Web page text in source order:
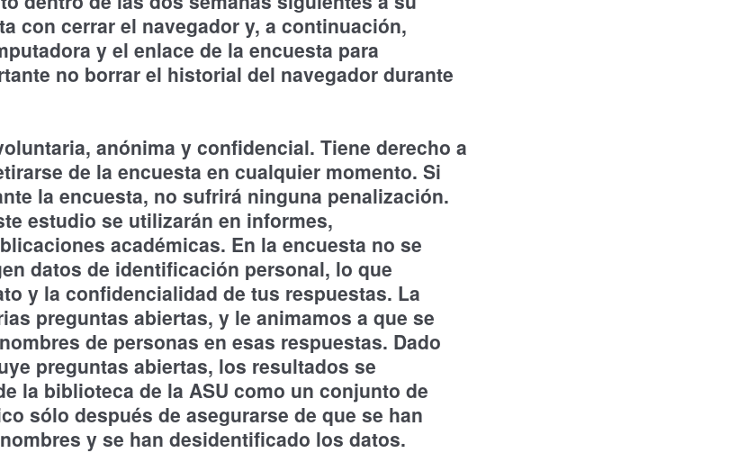
con cerrar el navegador y, a continuación,
y el enlace de la encuesta para
no borrar el historial del navegador durante
anónima y confidencial. Tiene derecho a
de la encuesta en cualquier momento. Si
la encuesta, no sufrirá ninguna penalización.
estudio se utilizarán en informes,
académicas. En la encuesta no se
datos de identificación personal, lo que
y la confidencialidad de tus respuestas. La
preguntas abiertas, y le animamos a que se
de personas en esas respuestas. Dado
preguntas abiertas, los resultados se
la biblioteca de la ASU como un conjunto de
sólo después de asegurarse de que se han
y se han desidentificado los datos.